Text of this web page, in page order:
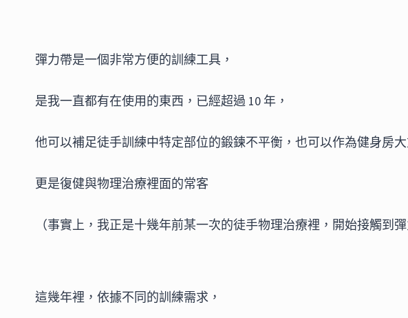
彈力帶是一個非常方便的訓練工具，
是我一直都有在使用的東西，已經超過 10 年，
他可以補足徒手訓練中特定部位的鍛鍊不平衡，也可以作為健身房
更是復健與物理治療裡面的常客
（事實上，我正是十幾年前某一次的徒手物理治療裡，開始接觸到彈
這幾年裡，依據不同的訓練需求，